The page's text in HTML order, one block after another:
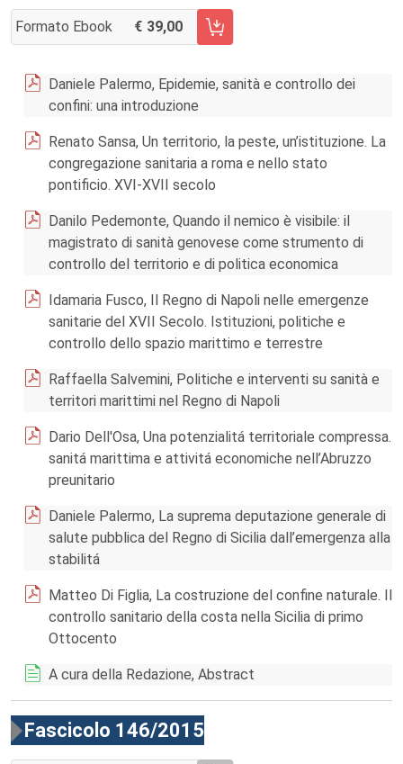
Formato Ebook 39,00
AGGIUNGI AL CARRELLO FASCICOLO 147/2015
Daniele Palermo, Epidemie, sanità e controllo dei
confini: una introduzione
Renato Sansa, Un territorio, la peste, un’istituzione. La
congregazione sanitaria a roma e nello stato
pontificio. XVI-XVII secolo
Danilo Pedemonte, Quando il nemico è visibile: il
magistrato di sanità genovese come strumento di
controllo del territorio e di politica economica
Idamaria Fusco, Il Regno di Napoli nelle emergenze
sanitarie del XVII Secolo. Istituzioni, politiche e
controllo dello spazio marittimo e terrestre
Raffaella Salvemini, Politiche e interventi su sanità e
territori marittimi nel Regno di Napoli
Dario Dell'Osa, Una potenzialitá territoriale compressa.
sanitá marittima e attivitá economiche nell’Abruzzo
preunitario
Daniele Palermo, La suprema deputazione generale di
salute pubblica del Regno di Sicilia dall’emergenza alla
stabilitá
Matteo Di Figlia, La costruzione del confine naturale. Il
controllo sanitario della costa nella Sicilia di primo
Ottocento
A cura della Redazione, Abstract
Fascicolo 146/2015